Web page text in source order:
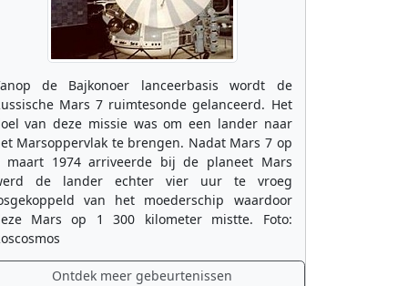
de Bajkonoer lanceerbasis wordt de
Mars 7 ruimtesonde gelanceerd. Het
van deze missie was om een lander naar
Marsoppervlak te brengen. Nadat Mars 7 op
maart 1974 arriveerde bij de planeet Mars
de lander echter vier uur te vroeg
van het moederschip waardoor
Mars op 1 300 kilometer mistte. Foto:
Ontdek meer gebeurtenissen